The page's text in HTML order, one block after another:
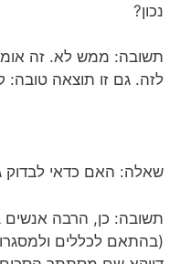
נכון?
תשובה: ממש לא. זה אומר
לזה. גם זו תוצאה טובה:
שאלה: האם כדאי לבדוק
תשובה: כן, הרבה אנשים
(בהתאם לכללים